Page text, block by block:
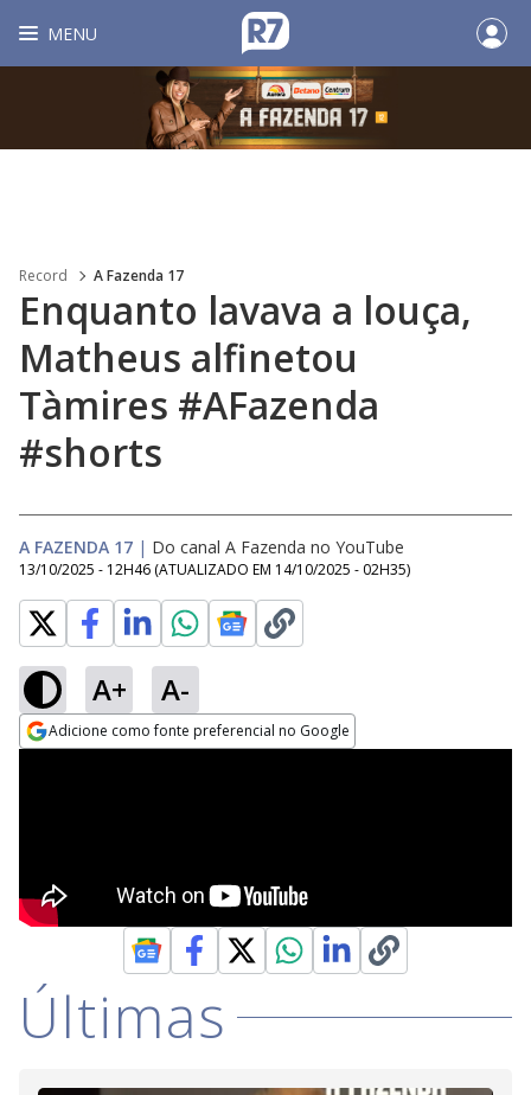
MENU
Record A Fazenda 17
Enquanto lavava a louça,
Matheus alfinetou
Tàmires #AFazenda
#shorts
A FAZENDA 17 | Do canal A Fazenda no YouTube
13/10/2025 - 12H46 (ATUALIZADO EM 14/10/2025 - 02H35)
A+ A-
Adicione como fonte preferencial no Google
Últimas